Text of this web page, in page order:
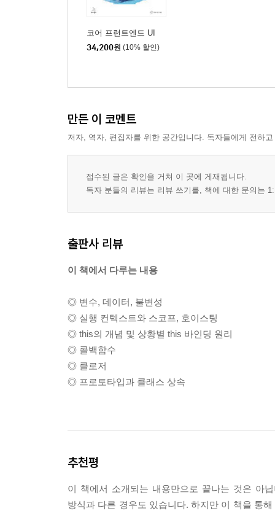
코어 프런트엔드 UI
34,200원 (10% 할인)
만든 이 코멘트
저자, 역자, 편집자를 위한 공간입니다. 독자들에게 전하
접수된 글은 확인을 거쳐 이 곳에 게재됩니다.
독자 분들의 리뷰는 리뷰 쓰기를, 책에 대한 문의는
출판사 리뷰
이 책에서 다루는 내용
◎ 변수, 데이터, 불변성
◎ 실행 컨텍스트와 스코프, 호이스팅
◎ this의 개념 및 상황별 this 바인딩 원리
◎ 콜백함수
◎ 클로저
◎ 프로토타입과 클래스 상속
추천평
이 책에서 소개되는 내용만으로 끝나는 것은 아
방식과 다른 경우도 있습니다. 하지만 이 책을 통